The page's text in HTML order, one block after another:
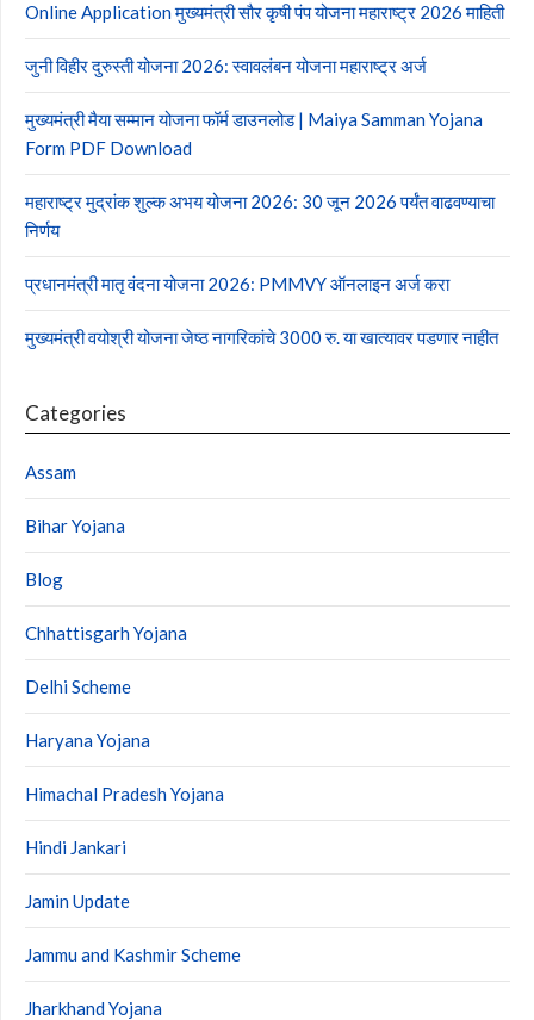
Online Application मुख्यमंत्री सौर कृषी पंप योजना महाराष्ट्र 2026 माहिती
जुनी विहीर दुरुस्ती योजना 2026: स्वावलंबन योजना महाराष्ट्र अर्ज
मुख्यमंत्री मैया सम्मान योजना फॉर्म डाउनलोड | Maiya Samman Yojana
Form PDF Download
महाराष्ट्र मुद्रांक शुल्क अभय योजना 2026: 30 जून 2026 पर्यंत वाढवण्याचा
निर्णय
प्रधानमंत्री मातृ वंदना योजना 2026: PMMVY ऑनलाइन अर्ज करा
मुख्यमंत्री वयोश्री योजना जेष्ठ नागरिकांचे 3000 रु. या खात्यावर पडणार नाहीत
Categories
Assam
Bihar Yojana
Blog
Chhattisgarh Yojana
Delhi Scheme
Haryana Yojana
Himachal Pradesh Yojana
Hindi Jankari
Jamin Update
Jammu and Kashmir Scheme
Jharkhand Yojana